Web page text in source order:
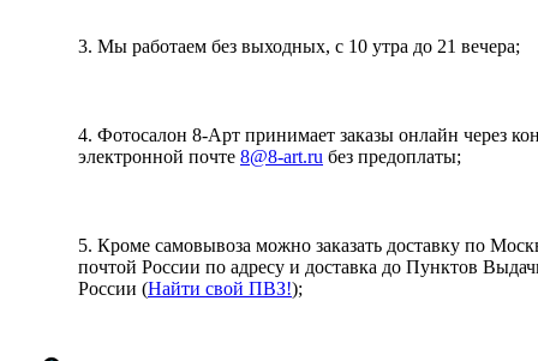
3. Мы работаем без выходных, с 10 утра до 21 вечера;
4. Фотосалон 8-Арт принимает заказы онлайн через
электронной почте 8@8-art.ru без предоплаты;
5. Кроме самовывоза можно заказать доставку по
почтой России по адресу и доставка до Пунктов
России (Найти свой ПВЗ!);